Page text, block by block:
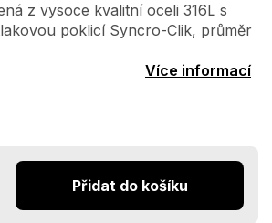
z vysoce kvalitní oceli 316L s
poklicí Syncro-Clik, průměr
Více informací
Přidat do košíku